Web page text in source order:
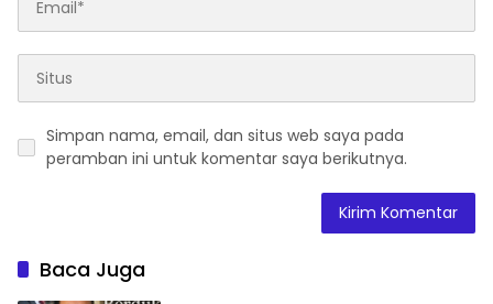
Simpan nama, email, dan situs web saya pada
peramban ini untuk komentar saya berikutnya.
Baca Juga